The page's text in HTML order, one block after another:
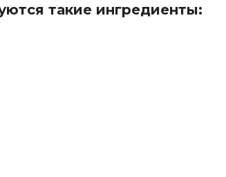
такие ингредиенты: